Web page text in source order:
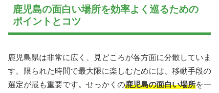
鹿児島の面白い場所を効率よく巡るための
ポイントとコツ
鹿児島県は非常に広く、見どころが各方面に分散していま
す。限られた時間で最大限に楽しむためには、移動手段の
選定が最も重要です。せっかくの鹿児島の面白い場所を一